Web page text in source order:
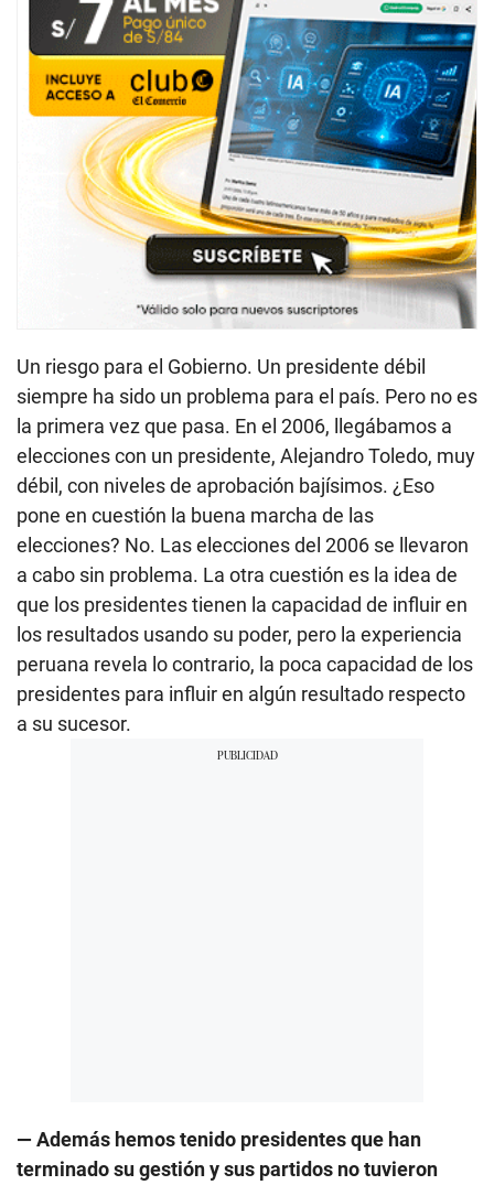
Un riesgo para el Gobierno. Un presidente débil
siempre ha sido un problema para el país. Pero no es
la primera vez que pasa. En el 2006, llegábamos a
elecciones con un presidente, Alejandro Toledo, muy
débil, con niveles de aprobación bajísimos. ¿Eso
pone en cuestión la buena marcha de las
elecciones? No. Las elecciones del 2006 se llevaron
a cabo sin problema. La otra cuestión es la idea de
que los presidentes tienen la capacidad de influir en
los resultados usando su poder, pero la experiencia
peruana revela lo contrario, la poca capacidad de los
presidentes para influir en algún resultado respecto
a su sucesor.
— Además hemos tenido presidentes que han
terminado su gestión y sus partidos no tuvieron